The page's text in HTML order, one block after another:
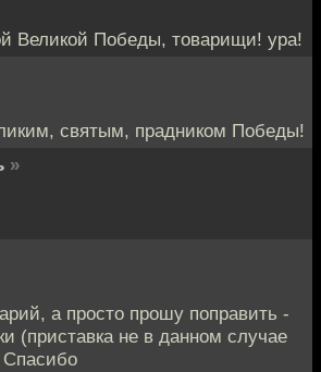
Великой Победы, товарищи! ура!
святым, прадником Победы!
»
а просто прошу поправить -
(приставка не в данном случае